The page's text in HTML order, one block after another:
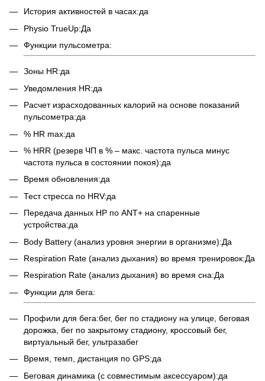
История активностей в часах:да
Physio TrueUp:Да
Функции пульсометра:
Зоны HR:да
Уведомления HR:да
Расчет израсходованных калорий на основе показаний
пульсометра:да
% HR max:да
% HRR (резерв ЧП в % – макс. частота пульса минус
частота пульса в состоянии покоя):да
Время обновления:да
Тест стресса по HRV:да
Передача данных HP по ANT+ на спаренные
устройства:да
Body Battery (анализ уровня энергии в организме):Да
Respiration Rate (анализ дыхания) во время тренировок:Да
Respiration Rate (анализ дыхания) во время сна:Да
Функции для бега:
Профили для бега:бег, бег по стадиону на улице, беговая
дорожка, бег по закрытому стадиону, кроссовый бег,
виртуальный бег, ультразабег
Время, темп, дистанция по GPS:да
Беговая динамика (с совместимым аксессуаром):да